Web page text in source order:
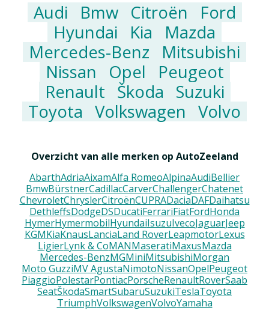
Audi Bmw Citroën
Ford
Hyundai
Kia
Mazda
Mercedes-Benz
Mitsubishi
Nissan
Opel
Peugeot
Renault Škoda
Suzuki
Toyota Volkswagen Volvo
Overzicht van alle merken op AutoZeeland
AbarthAdriaAixamAlfa RomeoAlpinaAudiBellier
BmwBürstnerCadillacCarverChallengerChatenet
ChevroletChryslerCitroënCUPRADaciaDAFDaihatsu
DethleffsDodgeDSDucatiFerrariFiatFordHonda
HymerHymermobilHyundaiIsuzuIvecoJaguarJeep
KGMKiaKnausLanciaLand RoverLeapmotorLexus
LigierLynk & CoMANMaseratiMaxusMazda
Mercedes-BenzMGMiniMitsubishiMorgan
Moto GuzziMV AgustaNimotoNissanOpelPeugeot
PiaggioPolestarPontiacPorscheRenaultRoverSaab
SeatŠkodaSmartSubaruSuzukiTeslaToyota
TriumphVolkswagenVolvoYamaha